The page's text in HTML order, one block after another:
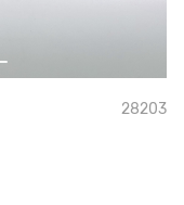
28203